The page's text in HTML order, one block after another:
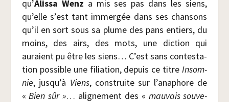
qu’Alis­sa Wenz a mis ses pas dans les siens,
qu’elle s’est tant immer­gée dans ses chan­sons
qu’il en sort sous sa plume des pans entiers, du
moins, des airs, des mots, une dic­tion qui
auraient pu être les siens… C’est sans contes­ta­
tion pos­sible une filia­tion, depuis ce titreInsom­
nie, jusqu’à Viens, construite sur l’anaphore de
«Bien sûr »… ali­gne­ment des « mau­vais sou­ve­